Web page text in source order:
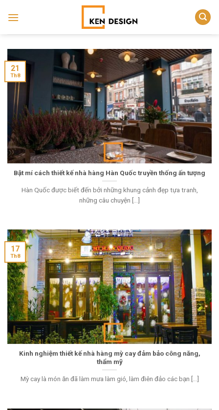
Bật mí cách thiết kế nhà hàng Hàn Quốc truyền thống ấn tượng
Hàn Quốc được biết đến bởi những khung cảnh đẹp tựa tranh,
những câu chuyện [...]
21
Th8
Kinh nghiệm thiết kế nhà hàng mỳ cay đảm bảo công năng,
thẩm mỹ
Mỳ cay là món ăn đã làm mưa làm gió, làm điên đảo các bạn [...]
17
Th8